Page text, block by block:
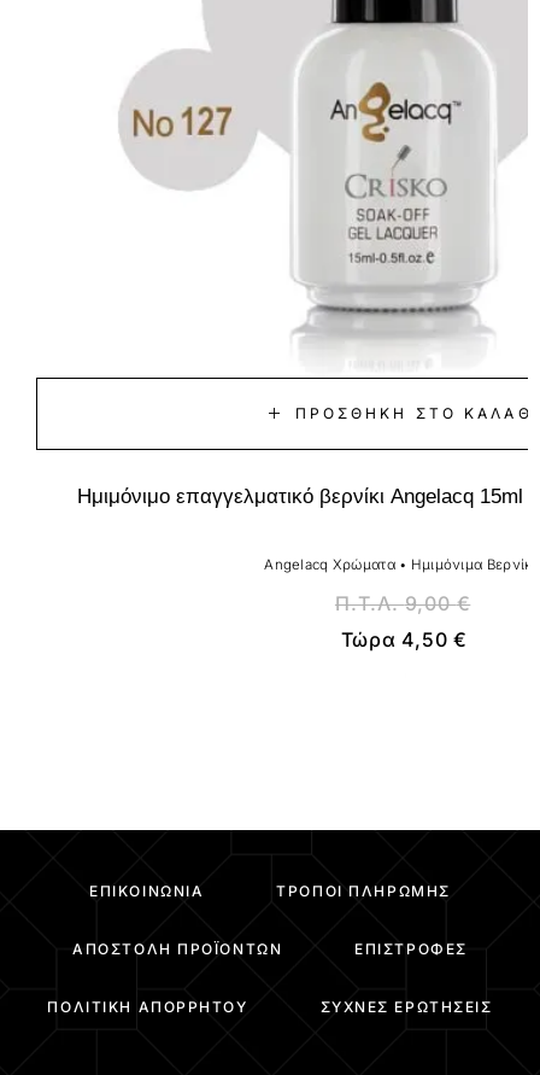
ΠΡΟΣΘΉΚΗ ΣΤΟ ΚΑΛΆΘΙ
Ημιμόνιμο επαγγελματικό βερνίκι Angelacq
Angelacq Χρώματα• Ημιμόνιμα
Π.Τ.Λ.9,00€
Τώρα 4,50€
ΕΠΙΚΟΙΝΩΝΊΑ ΤΡΌΠΟΙ ΠΛΗΡΩΜΉΣ
ΑΠΟΣΤΟΛΉ ΠΡΟΪΌΝΤΩΝ ΕΠΙΣΤΡΟΦΈΣ
ΠΟΛΙΤΙΚΉ ΑΠΟΡΡΉΤΟΥ ΣΥΧΝΈΣ ΕΡΩΤΉΣΕΙΣ